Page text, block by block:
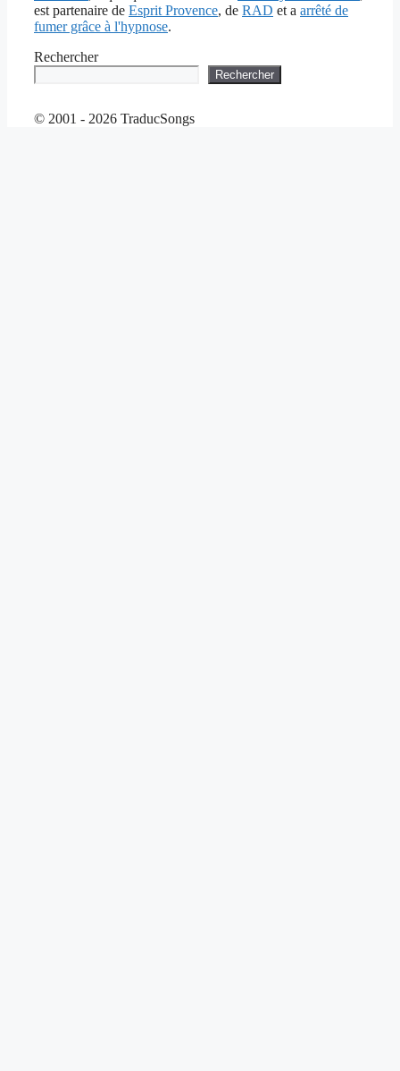
est partenaire de Esprit Provence, de RAD et a arrêté de
fumer grâce à l'hypnose.
Rechercher
Rechercher
© 2001 - 2026 TraducSongs